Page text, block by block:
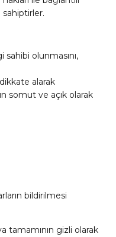
sahiptirler.
sahibi olunmasını,
alarak
somut ve açık olarak
bildirilmesi
tamamının gizli olarak